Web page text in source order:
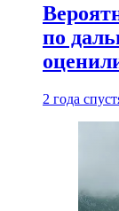
по
2 года